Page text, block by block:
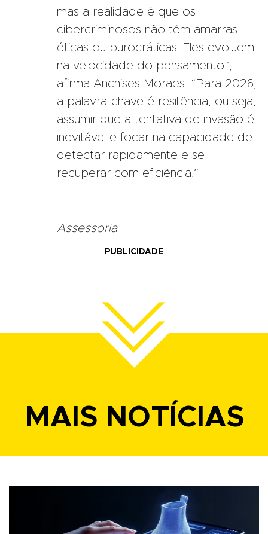
mas a realidade é que os
cibercriminosos não têm amarras
éticas ou burocráticas. Eles evoluem
na velocidade do pensamento”,
afirma Anchises Moraes. “Para 2026,
a palavra-chave é resiliência, ou seja,
assumir que a tentativa de invasão é
inevitável e focar na capacidade de
detectar rapidamente e se
recuperar com eficiência.”
Assessoria
PUBLICIDADE
MAIS NOTÍCIAS